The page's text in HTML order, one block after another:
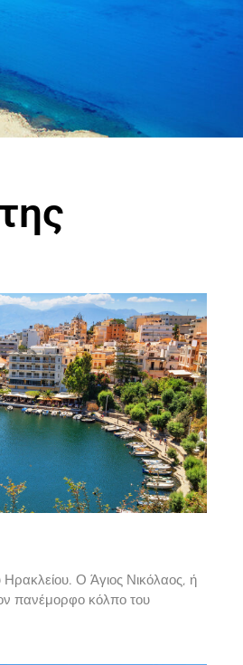
Ηρακλείου. Ο Άγιος Νικόλαος, ή
πανέμορφο κόλπο του